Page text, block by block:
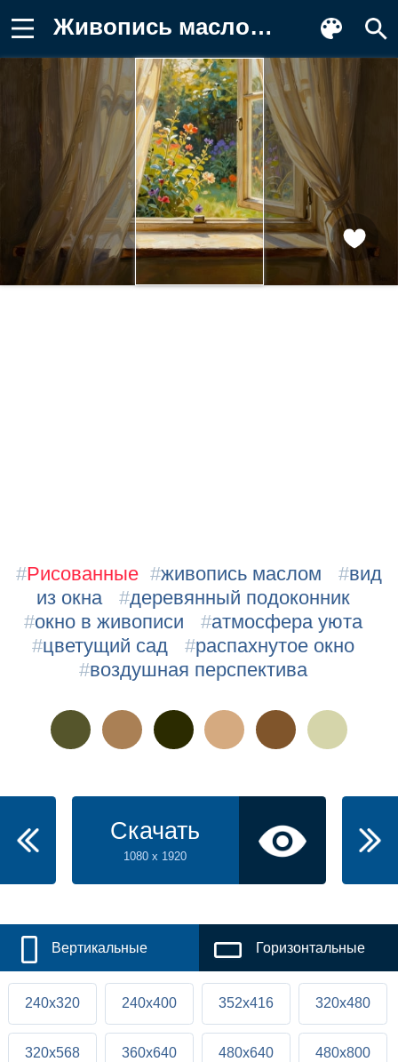
Живопись маслом, вид из окна Фотография
#Рисованные #живопись маслом #вид
из окна
#деревянный подоконник
#окно в живописи #атмосфера уюта
#цветущий сад #распахнутое окно
#воздушная перспектива
Скачать
1080 x 1920
Вертикальные Горизонтальные
240x320 240x400 352x416 320x480
320x568 360x640 480x640 480x800